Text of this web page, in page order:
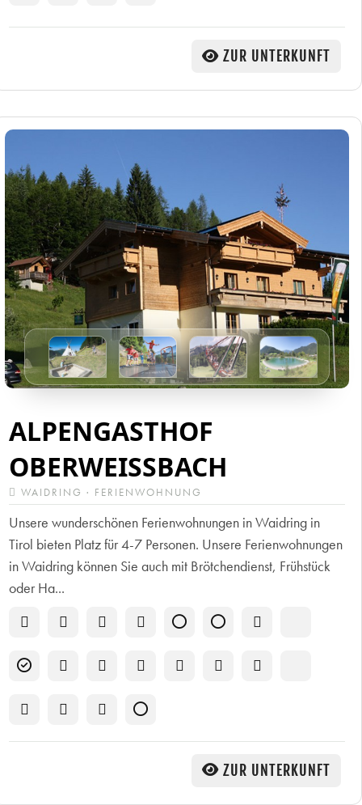
ZUR UNTERKUNFT
ALPENGASTHOF
OBERWEISSBACH
WAIDRING · FERIENWOHNUNG
Unsere wunderschönen Ferienwohnungen in Waidring in
Tirol bieten Platz für 4-7 Personen. Unsere Ferienwohnungen
in Waidring können Sie auch mit Brötchendienst, Frühstück
oder Ha...
ZUR UNTERKUNFT